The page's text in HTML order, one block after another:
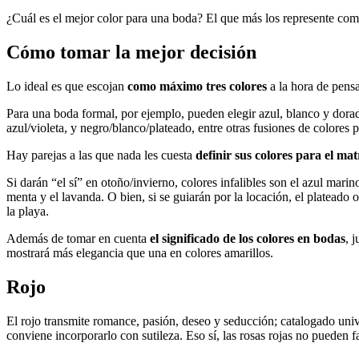
¿Cuál es el mejor color para una boda? El que más los represente
Cómo tomar la mejor decisión
Lo ideal es que escojan como máximo tres colores a la hora de
Para una boda formal, por ejemplo, pueden elegir azul, blanco y
azul/violeta, y negro/blanco/plateado, entre otras fusiones de colores
Hay parejas a las que nada les cuesta definir sus colores para el
Si darán “el sí” en otoño/invierno, colores infalibles son el azul
menta y el lavanda. O bien, si se guiarán por la locación, el plateado
la playa.
Además de tomar en cuenta el significado de los colores en bodas,
mostrará más elegancia que una en colores amarillos.
Rojo
El rojo transmite romance, pasión, deseo y seducción; catalogado
conviene incorporarlo con sutileza. Eso sí, las rosas rojas no pueden